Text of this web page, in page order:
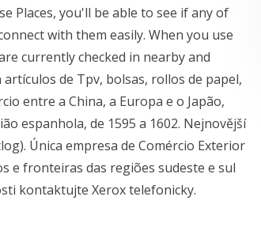
Places, you'll be able to see if any of
with them easily. When you use
currently checked in nearby and
de Tpv, bolsas, rollos de papel,
entre a China, a Europa e o Japão,
espanhola, de 1595 a 1602. Nejnovější
Única empresa de Comércio Exterior
e fronteiras das regiões sudeste e sul
kontaktujte Xerox telefonicky.